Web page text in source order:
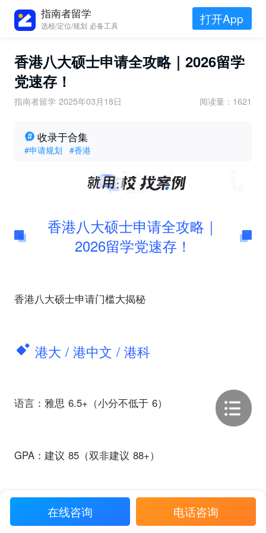
指南者留学
选校/定位/规划 必备工具 打开App
香港八大硕士申请全攻略｜2026留学
党速存！
指南者留学 2025年03月18日 阅读量：1621
收录于合集
#申请规划 #香港
香港八大硕士申请全攻略｜
2026留学党速存！
香港八大硕士申请门槛大揭秘
港大 / 港中文 / 港科
语言：雅思 6.5+（小分不低于 6）
GPA：建议 85（双非建议 88+）
背景：偏好 985/211，均分 85 + 更稳妥
在线咨询 电话咨询